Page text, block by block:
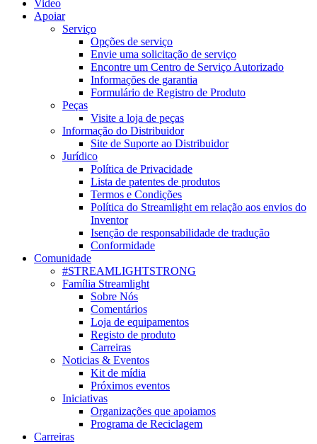
Video
Apoiar
Serviço
Opções de serviço
Envie uma solicitação de serviço
Encontre um Centro de Serviço Autorizado
Informações de garantia
Formulário de Registro de Produto
Peças
Visite a loja de peças
Informação do Distribuidor
Site de Suporte ao Distribuidor
Jurídico
Política de Privacidade
Lista de patentes de produtos
Termos e Condições
Política do Streamlight em relação aos envios do
Inventor
Isenção de responsabilidade de tradução
Conformidade
Comunidade
#STREAMLIGHTSTRONG
Família Streamlight
Sobre Nós
Comentários
Loja de equipamentos
Registo de produto
Carreiras
Noticias & Eventos
Kit de mídia
Próximos eventos
Iniciativas
Organizações que apoiamos
Programa de Reciclagem
Carreiras